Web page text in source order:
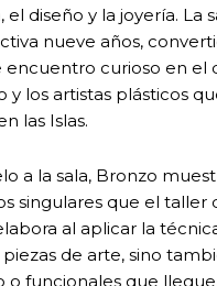
el diseño y la joyería. La
nueve años,
curioso en el
y los artistas plásticos
las Islas.
a la sala, Bronzo
singulares que el taller
al aplicar la
de arte, sino
o funcionales que